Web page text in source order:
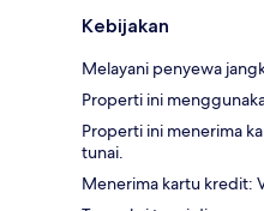
Kebijakan
Melayani penyewa
Properti ini
Properti ini menerima
tunai.
Menerima kartu kredit: